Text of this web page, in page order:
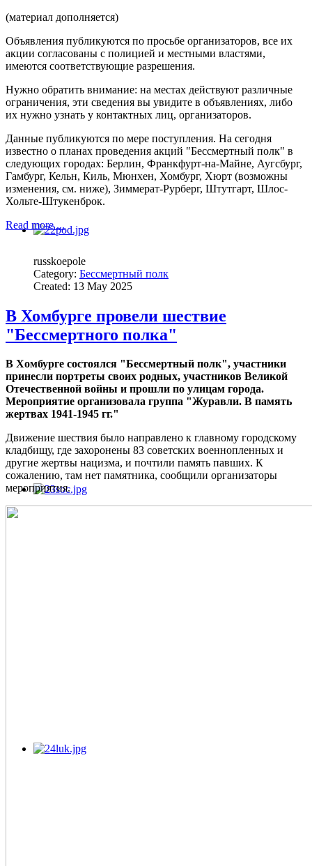
(материал дополняется)
Объявления публикуются по просьбе организаторов, все их
акции согласованы с полицией и местными властями,
имеются соответствующие разрешения.
Нужно обратить внимание: на местах действуют различные
ограничения, эти сведения вы увидите в объявлениях, либо
их нужно узнать у контактных лиц, организаторов.
Данные публикуются по мере поступления. На сегодня
известно о планах проведения акций "Бессмертный полк" в
следующих городах: Берлин, Франкфурт-на-Майне, Аугсбург,
Гамбург, Кельн, Киль, Мюнхен, Хомбург, Хюрт (возможны
изменения, см. ниже), Зиммерат-Рурберг, Штутгарт, Шлос-
Хольте-Штукенброк.
Read more ...
russkoepole
Category: Бессмертный полк
Created: 13 May 2025
В Хомбурге провели шествие
"Бессмертного полка"
В Хомбурге состоялся "Бессмертный полк", участники
принесли портреты своих родных, участников Великой
Отечественной войны и прошли по улицам города.
Мероприятие организовала группа "Журавли. В память
жертвах 1941-1945 гг."
Движение шествия было направлено к главному городскому
кладбищу, где захоронены 83 советских военнопленных и
другие жертвы нацизма, и почтили память павших. К
сожалению, там нет памятника, сообщили организаторы
мероприятия.